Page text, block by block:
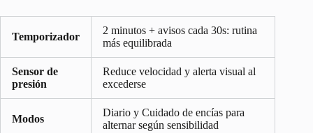
Temporizador
2 minutos + avisos cada 30s: rutina
más equilibrada
Sensor de
presión
Reduce velocidad y alerta visual al
excederse
Modos
Diario y Cuidado de encías para
alternar según sensibilidad